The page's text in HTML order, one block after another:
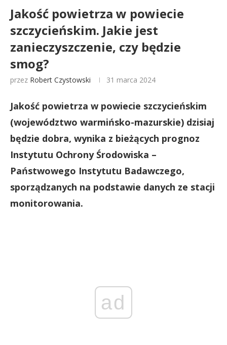
Jakość powietrza w powiecie
szczycieńskim. Jakie jest
zanieczyszczenie, czy będzie
smog?
przez Robert Czystowski 31 marca 2024
Jakość powietrza w powiecie szczycieńskim
(województwo warmińsko-mazurskie) dzisiaj
będzie dobra, wynika z bieżących prognoz
Instytutu Ochrony Środowiska –
Państwowego Instytutu Badawczego,
sporządzanych na podstawie danych ze stacji
monitorowania.
ad